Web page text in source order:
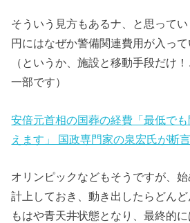
そういう見方もあるナ、と思って
円にはなぜか警備関連費用が入って
（というか、施設と移動手段だけ
一部です）
安倍元首相の国葬の経費「最低で
えます」 国政専門家の泉宏氏が断
オリンピックなどもそうですが、
計上しておき、動き出したらどんど
もはや青天井状態となり、最終的